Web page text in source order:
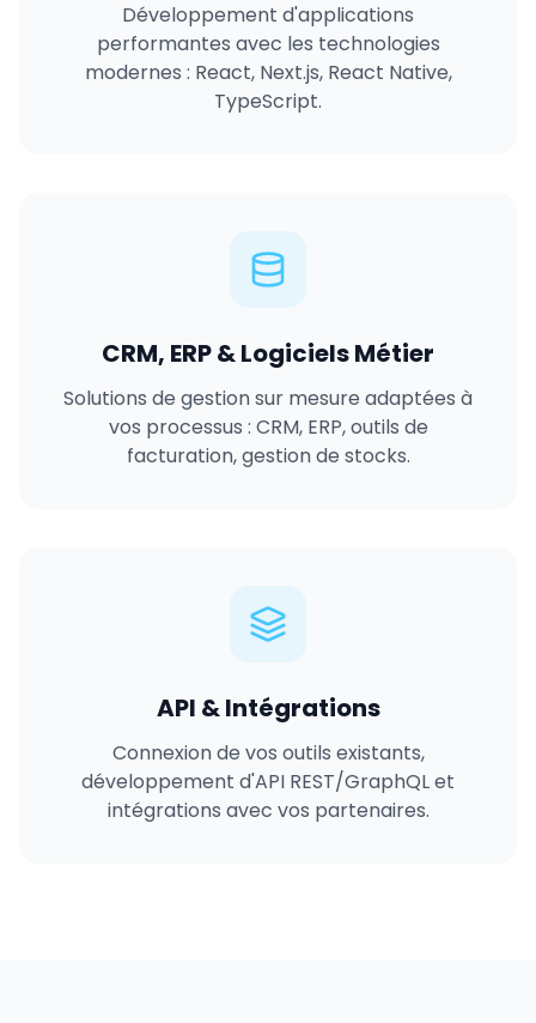
Développement d'applications
performantes avec les technologies
modernes : React, Next.js, React Native,
TypeScript.
CRM, ERP & Logiciels Métier
Solutions de gestion sur mesure adaptées à
vos processus : CRM, ERP, outils de
facturation, gestion de stocks.
API & Intégrations
Connexion de vos outils existants,
développement d'API REST/GraphQL et
intégrations avec vos partenaires.